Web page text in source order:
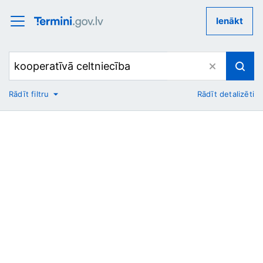
Ienākt
No
Rādīt filtru Rādīt detalizēti